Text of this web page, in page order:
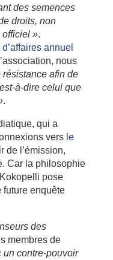
des semences
droits, non
officiel ».
annuel
nous
afin de
à-dire celui que
.
qui a
vers le
de l’émission,
Car la philosophie
pose
future enquête
des
membres de
un contre-pouvoir